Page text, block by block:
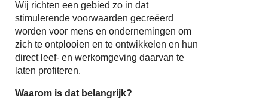
Wij richten een gebied zo in dat
stimulerende voorwaarden gecreëerd
worden voor mens en ondernemingen om
zich te ontplooien en te ontwikkelen en hun
direct leef- en werkomgeving daarvan te
laten profiteren.
Waarom is dat belangrijk?